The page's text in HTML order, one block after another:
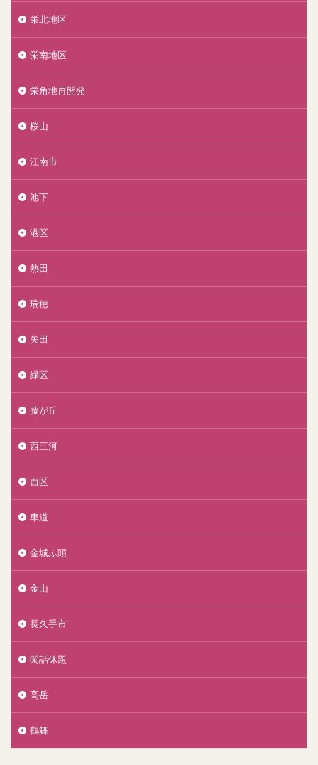
栄北地区
栄南地区
栄角地再開発
桜山
江南市
池下
港区
熱田
瑞穂
矢田
緑区
藤が丘
西三河
西区
車道
金城ふ頭
金山
長久手市
閑話休題
高岳
鶴舞